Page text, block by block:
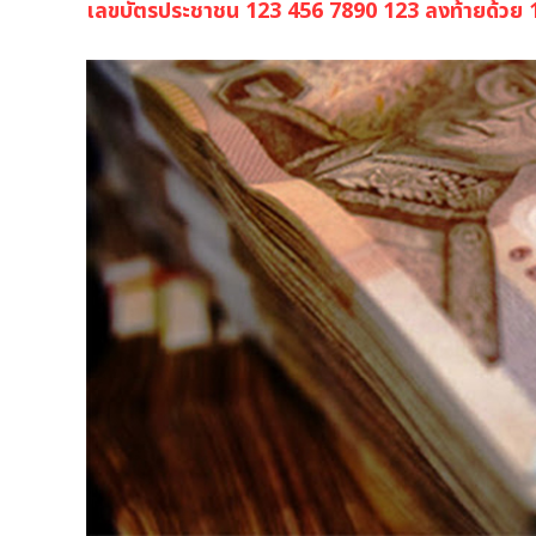
เลขบัตรประชาชน 123 456 7890 123 ลงท้ายด้วย